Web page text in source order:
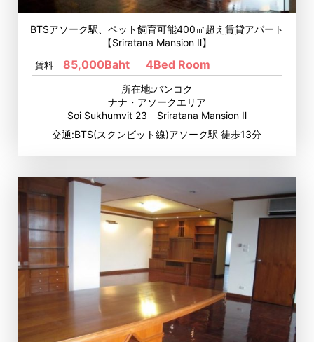
BTSアソーク駅、ペット飼育可能400㎡超え賃貸アパート
【Sriratana Mansion Ⅱ】
賃料 85,000Baht 4Bed Room
所在地:バンコク
ナナ・アソークエリア
Soi Sukhumvit 23 Sriratana Mansion Ⅱ
交通:BTS(スクンビット線)アソーク駅 徒歩13分